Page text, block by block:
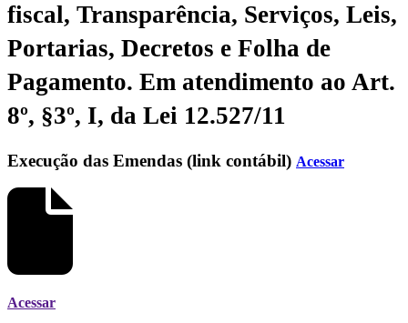
fiscal, Transparência, Serviços, Leis,
Portarias, Decretos e Folha de
Pagamento. Em atendimento ao Art.
8º, §3º, I, da Lei 12.527/11
Execução das Emendas (link contábil) Acessar
Acessar